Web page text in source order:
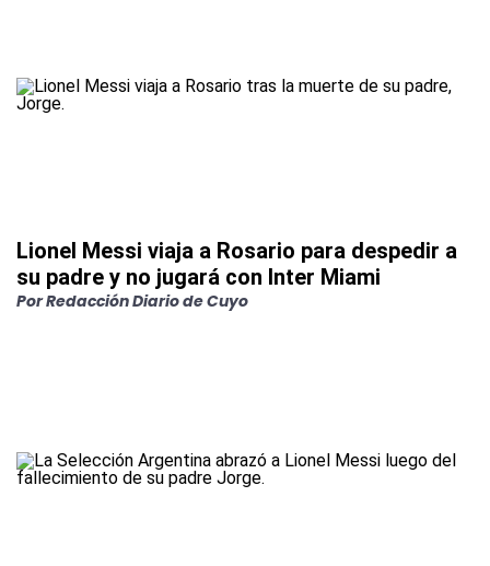
Lionel Messi viaja a Rosario para despedir a
su padre y no jugará con Inter Miami
PorRedacción Diario de Cuyo